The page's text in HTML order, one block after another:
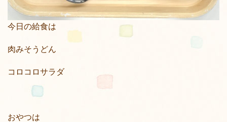
今日の給食は
肉みそうどん
コロコロサラダ
おやつは